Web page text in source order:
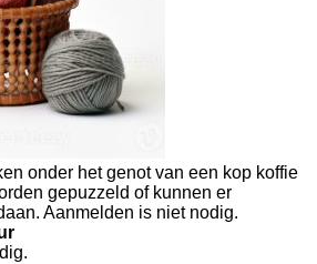
onder het genot van een kop koffie
gepuzzeld of kunnen er
Aanmelden is niet nodig.